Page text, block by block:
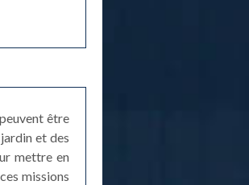
être
et des
mettre en
missions